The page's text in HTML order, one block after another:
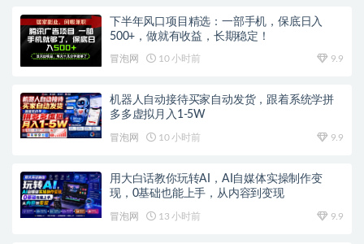
下半年风口项目精选：一部手机，保底日入
500+，做就有收益，长期稳定！
冒泡网 10 小时前 9.9
机器人自动接待买家自动发货，跟着系统学拼
多多虚拟月入1-5W
冒泡网 10 小时前 9.9
用大白话教你玩转AI，AI自媒体实操制作变
现，0基础也能上手，从内容到变现
冒泡网 13 小时前 9.9